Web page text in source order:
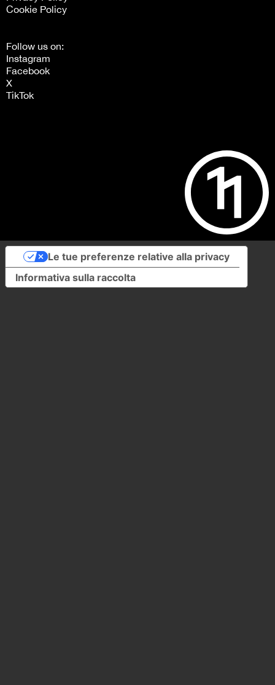
Cookie Policy
Follow us on:
Instagram
Facebook
X
TikTok
Informativa sulla raccolta
Le tue preferenze relative alla privacy